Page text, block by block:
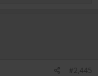
#2,445